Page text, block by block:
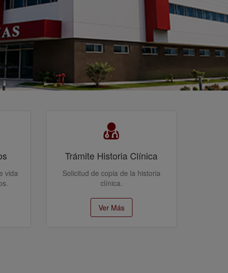
vida
Trámite Historia Clínica
Solicitud de copia de la historia
clínica.
Ver Más